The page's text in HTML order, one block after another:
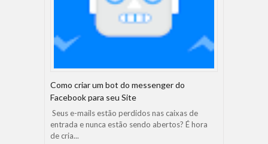
Como criar um bot do messenger do
Facebook para seu Site
Seus e-mails estão perdidos nas caixas de
entrada e nunca estão sendo abertos? É hora
de cria...